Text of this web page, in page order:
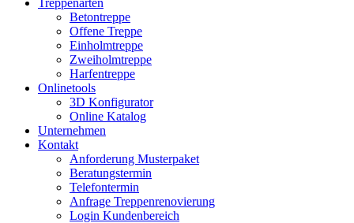
Betontreppe
Offene Treppe
Einholmtreppe
Zweiholmtreppe
Harfentreppe
Onlinetools
3D Konfigurator
Online Katalog
Unternehmen
Kontakt
Anforderung Musterpaket
Beratungstermin
Telefontermin
Anfrage Treppenrenovierung
Login Kundenbereich